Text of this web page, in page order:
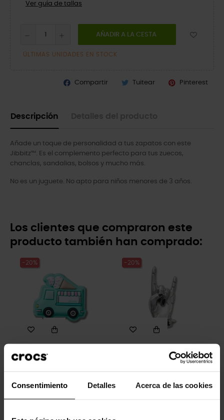
Consentimiento Detalles Acerca de las cookies
Ver guía de tallas
AÑADIR A LA CESTA
ÚLTIMAS UNIDADES EN STOCK
Compartir Tuitear Pinterest
Descripción
Añade un toque de personalidad a tus zapatos con este
Jibbitz™. Es el complemento perfecto para tus zuecos,
chanclas, sandalias, bolsos y mucho más.
No es un juguete. No apto para niños menores de 3 años.
Los clientes que compraron este
producto también han comprado:
-20%
Camión de comida de
-20%
Pinchos de mano de roca